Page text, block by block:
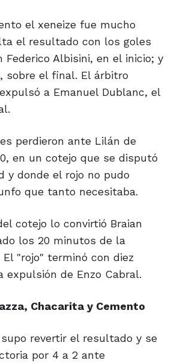
el xeneize fue mucho
el resultado con los goles
Federico Albisini, en el inicio; y
sobre el final. El árbitro
a Emanuel Dublanc, el
perdieron ante Lilán de
en un cotejo que se disputó
y donde el rojo no pudo
que tanto necesitaba.
cotejo lo convirtió Braian
los 20 minutos de la
"rojo" terminó con diez
expulsión de Enzo Cabral.
Chacarita y Cemento
supo revertir el resultado y se
por 4 a 2 ante